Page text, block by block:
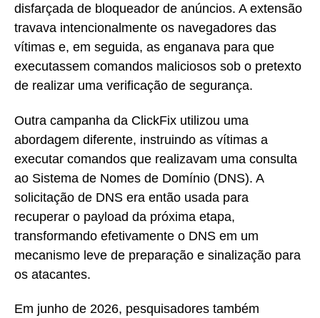
disfarçada de bloqueador de anúncios. A extensão
travava intencionalmente os navegadores das
vítimas e, em seguida, as enganava para que
executassem comandos maliciosos sob o pretexto
de realizar uma verificação de segurança.
Outra campanha da ClickFix utilizou uma
abordagem diferente, instruindo as vítimas a
executar comandos que realizavam uma consulta
ao Sistema de Nomes de Domínio (DNS). A
solicitação de DNS era então usada para
recuperar o payload da próxima etapa,
transformando efetivamente o DNS em um
mecanismo leve de preparação e sinalização para
os atacantes.
Em junho de 2026, pesquisadores também